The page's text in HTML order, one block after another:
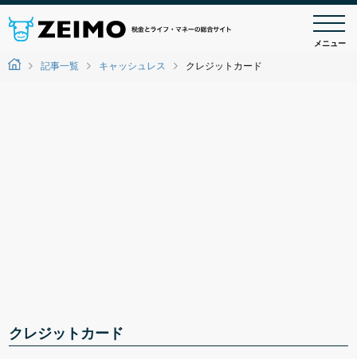
メニュー
記事一覧 キャッシュレス クレジットカード
クレジットカード